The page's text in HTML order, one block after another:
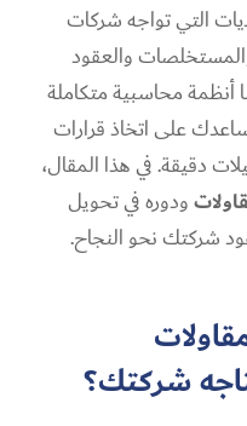
التي تواجه شركات
والمستخلصات والعقود
محاسبية متكاملة
على اتخاذ قرارات
دقيقة. في هذا المقال،
ودوره في تحويل
شركتك نحو النجاح.
شركتك؟